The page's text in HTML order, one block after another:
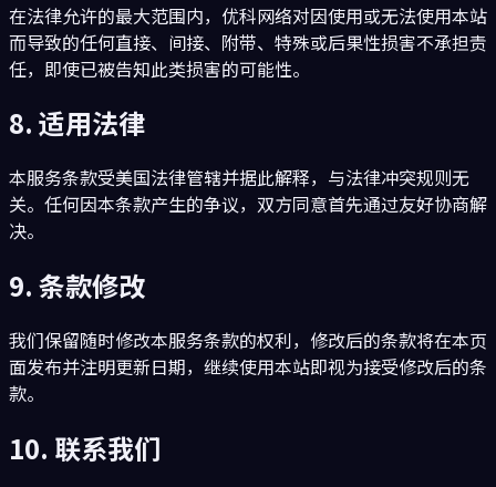
在法律允许的最大范围内，优科网络对因使用或无法使用本站
而导致的任何直接、间接、附带、特殊或后果性损害不承担责
任，即使已被告知此类损害的可能性。
8. 适用法律
本服务条款受美国法律管辖并据此解释，与法律冲突规则无
关。任何因本条款产生的争议，双方同意首先通过友好协商解
决。
9. 条款修改
我们保留随时修改本服务条款的权利，修改后的条款将在本页
面发布并注明更新日期，继续使用本站即视为接受修改后的条
款。
10. 联系我们